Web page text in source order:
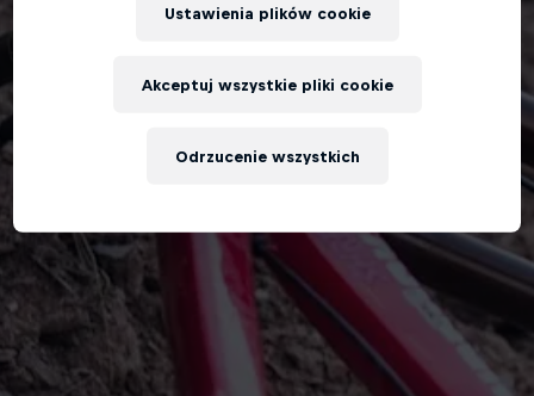
Ustawienia plików cookie
Odrzucenie wszystkich
Akceptuj wszystkie pliki cookie